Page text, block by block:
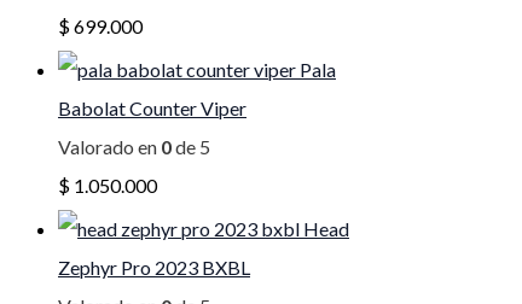
$699.000
Pala
Babolat Counter Viper
Valorado en 0de 5
$ 1.050.000
Head
Zephyr Pro 2023 BXBL